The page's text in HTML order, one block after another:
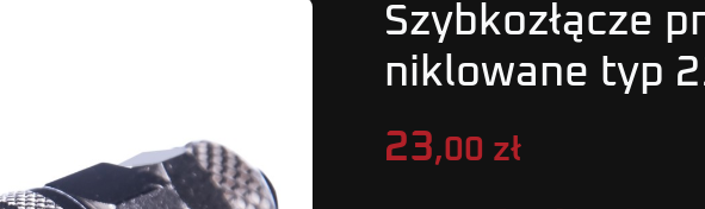
Szybkozłącze
niklowane typ
23,00 zł